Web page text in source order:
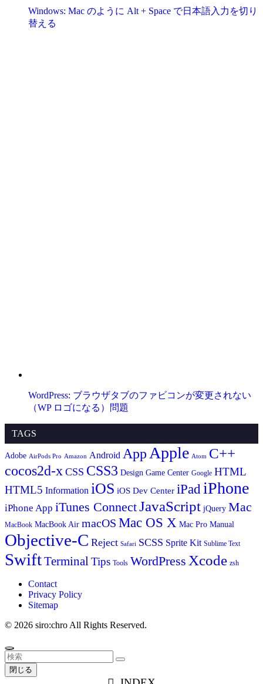
Windows: Mac のように Alt + Space で日本語入力を切り
替える
WordPress: ブラウザタブのファビコンが変更されない
（WP ロゴになる）問題
TAGS
Adobe AirPods Pro Amazon Android App Apple Atom C++
cocos2d-x CSS CSS3 Design Game Center Google HTML
HTML5 Information iOS iOS Dev Center iPad iPhone
iPhone App iTunes ConnectJavaScript jQuery Mac
MacBook MacBook Air macOS Mac OS X Mac Pro Manual
Objective-C Reject Safari SCSS Sprite Kit Sublime Text
SwiftTerminal Tips Tools WordPress Xcode zsh
Contact
Privacy Policy
Sitemap
© 2026 siro:chro All Rights Reserved.
閉じる